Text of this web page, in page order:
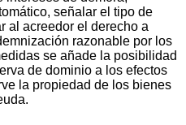
señalar el tipo de
al acreedor el derecho a
razonable por los
se añade la posibilidad
de dominio a los efectos
la propiedad de los bienes